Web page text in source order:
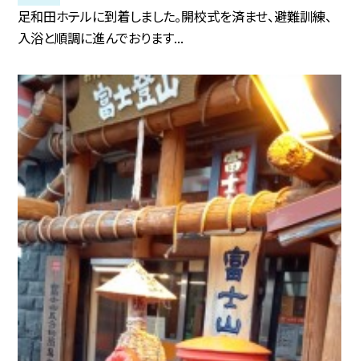
足和田ホテルに到着しました。開校式を済ませ、避難訓練、
入浴と順調に進んでおります...